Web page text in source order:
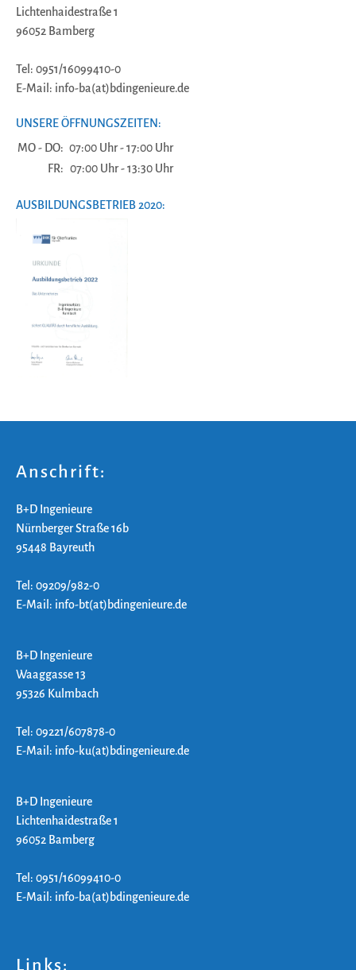
Lichtenhaidestraße 1
96052 Bamberg
Tel: 0951/16099410-0
E-Mail: info-ba(at)bdingenieure.de
UNSERE ÖFFNUNGSZEITEN:
MO - DO: 07:00 Uhr - 17:00 Uhr
FR: 07:00 Uhr - 13:30 Uhr
AUSBILDUNGSBETRIEB 2020:
Anschrift:
B+D Ingenieure
Nürnberger Straße 16b
95448 Bayreuth
Tel: 09209/982-0
E-Mail: info-bt(at)bdingenieure.de
B+D Ingenieure
Waaggasse 13
95326 Kulmbach
Tel: 09221/607878-0
E-Mail: info-ku(at)bdingenieure.de
B+D Ingenieure
Lichtenhaidestraße 1
96052 Bamberg
Tel: 0951/16099410-0
E-Mail: info-ba(at)bdingenieure.de
Links: